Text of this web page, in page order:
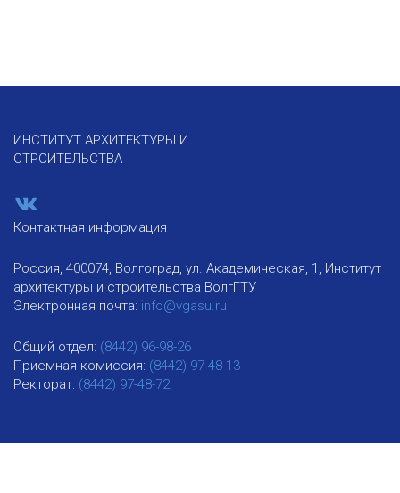
ИНСТИТУТ АРХИТЕКТУРЫ И
СТРОИТЕЛЬСТВА
Контактная информация
Россия, 400074, Волгоград, ул. Академическая, 1, Институт
архитектуры и строительства ВолгГТУ
Электронная почта: info@vgasu.ru
Общий отдел: (8442) 96-98-26
Приемная комиссия: (8442) 97-48-13
Ректорат: (8442) 97-48-72